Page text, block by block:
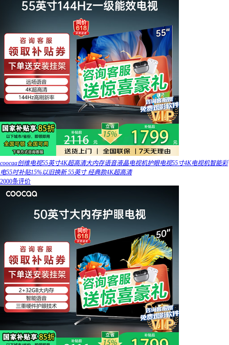
coocaa创维电视55英寸4K超高清大内存语音液晶电视机护眼电视55寸4K电视机智能彩
电55吋补贴15%以旧换新 55英寸 经典款4K超高清
2000条评价